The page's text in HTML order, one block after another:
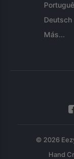
Deutsch
Más...
© 2026